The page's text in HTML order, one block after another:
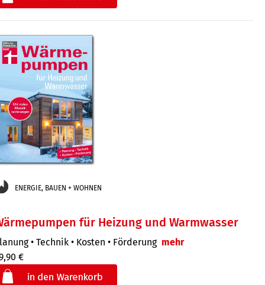
ENERGIE, BAUEN + WOHNEN
für Heizung und Warmwasser
• Technik • Kosten • Förderung mehr
€